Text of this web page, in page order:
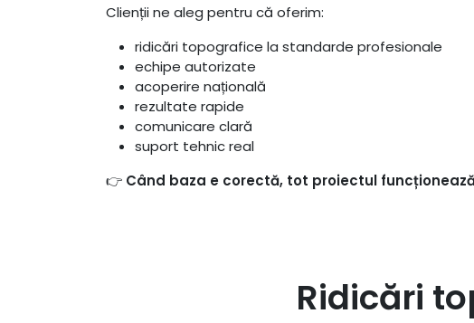
Clienții ne aleg pentru că oferim:
ridicări topografice la standarde profesionale
echipe autorizate
acoperire națională
rezultate rapide
comunicare clară
suport tehnic real
👉 Când baza e corectă, tot proiectul
Ridicări